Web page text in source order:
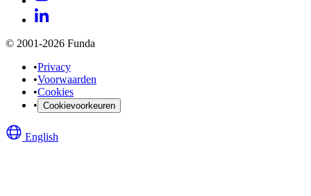
© 2001-2026 Funda
•Privacy
•Voorwaarden
•Cookies
• Cookievoorkeuren
English